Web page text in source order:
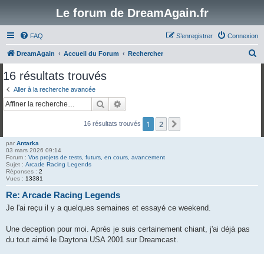
Le forum de DreamAgain.fr
FAQ Connexion
S’enregistrer
DreamAgain Accueil du Forum Rechercher
c
16 résultats trouvés
Aller à la recherche avancée
Rechercher
16 résultats trouvés 1 2
par Antarka
03 mars 2026 09:14
Forum : Vos projets de tests, futurs, en cours, avancement
Sujet : Arcade Racing Legends
Réponses : 2
Vues : 13381
Re: Arcade Racing Legends
Je l'ai reçu il y a quelques semaines et essayé ce weekend.
Une deception pour moi. Après je suis certainement chiant, j'ai déjà pas
du tout aimé le Daytona USA 2001 sur Dreamcast.